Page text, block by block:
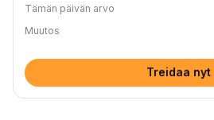
Tämän päivän arvo
Muutos
Treidaa nyt